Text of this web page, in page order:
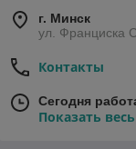
г. Минск
ул. Франциска
Контакты
Сегодня
Показать